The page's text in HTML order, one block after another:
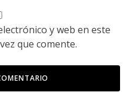
y web en este
que comente.